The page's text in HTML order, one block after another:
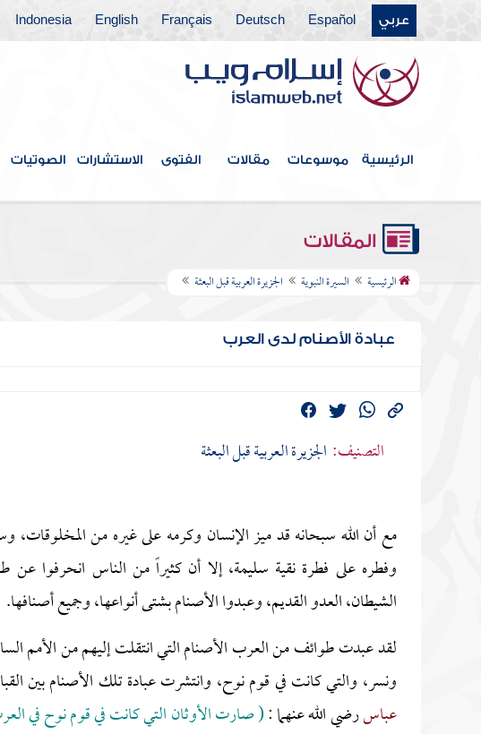
عربي Español
Deutsch
Français
English
Indonesia
الرئيسية موسوعات مقالات الفتوى الاستشارات الصوتيات
المقالات
الرئيسية السيرة النبوية الجزيرة العربية قبل البعثة
عبادة الأصنام لدى العرب
التصنيف: الجزيرة العربية قبل البعثة
مع أن الله سبحانه قد ميز الإنسان وكرمه على غيره من
وفطره على فطرة نقية سليمة، إلا أن كثيراً من الناس انحرفوا عن
الشيطان، العدو القديم، وعبدوا الأصنام بشتى أنواعها، وجميع أصنافها.
لقد عبدت طوائف من العرب الأصنام التي انتقلت إليهم من الأمم
ونسر، والتي كانت في قوم نوح، وانتشرت عبادة تلك الأصنام بين
عباسرضي الله عنهما :( صارت الأوثان التي كانت في قوم نوح في